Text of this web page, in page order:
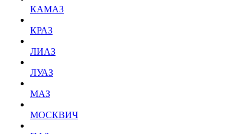
КАМАЗ
КРАЗ
ЛИАЗ
ЛУАЗ
МАЗ
МОСКВИЧ